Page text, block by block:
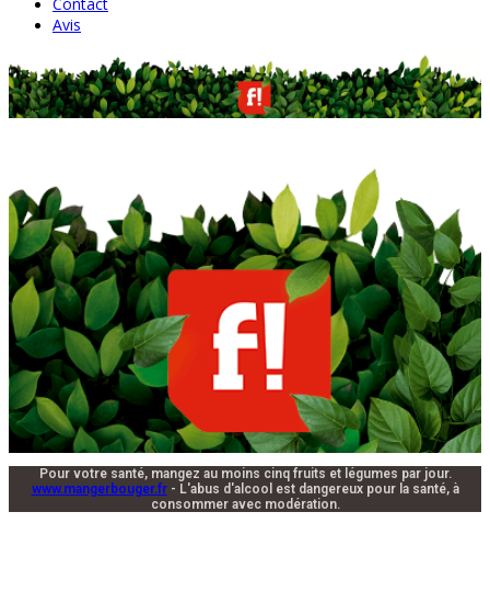
Avis
Pour votre santé, mangez au moins cinq fruits et légumes par jour.
www.mangerbouger.fr- L'abus d'alcool est dangereux pour la santé, à
consommer avec modération.